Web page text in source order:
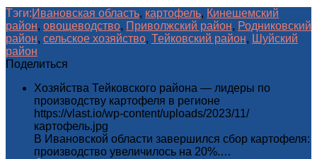
Тэги:Ивановская область, картофель, Кинешемский
район, овощеводство, Приволжский район, Родниковский
район, сельское хозяйство, Тейковский район, Шуйский
район
Поделиться
Хозяйства Тейковского района — лидеры по
производству картофеля в регионе
https://vlast.io/wp-content/uploads/2023/11/
картофель.jpg
В Ивановской области завершился сбор картофеля:
производство увеличилось на 20%.…